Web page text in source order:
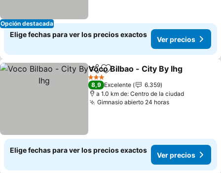
Opción destacada
Elige fechas para ver los precios exactos
Ver precios
CompartirAgregar a favoritos
Voco Bilbao - City By Ihg
3 Estrellas
8,9 Excelente
6.359
a 1.0 km de: Centro de la ciudad
Gimnasio abierto 24 horasVer precios
Elige fechas para ver los precios exactos
Ver precios